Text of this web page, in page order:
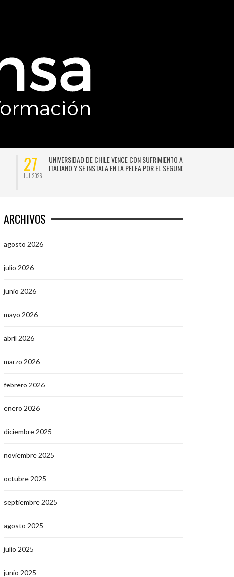
27
JUL 2026
UNIVERSIDAD DE CHILE VENCE CON SUFRIMIENTO A AUDAX
ITALIANO Y SE INSTALA EN LA PELEA POR EL SEGUNDO LUGAR
ARCHIVOS
agosto 2026
julio 2026
junio 2026
mayo 2026
abril 2026
marzo 2026
febrero 2026
enero 2026
diciembre 2025
noviembre 2025
octubre 2025
septiembre 2025
agosto 2025
julio 2025
junio 2025